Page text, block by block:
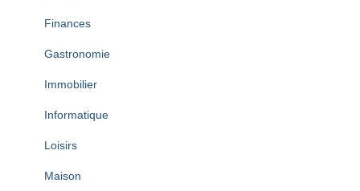
Finances
Gastronomie
Immobilier
Informatique
Loisirs
Maison